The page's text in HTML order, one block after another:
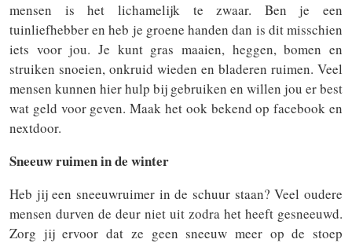
mensen is het lichamelijk te zwaar. Ben je een
tuinliefhebber en heb je groene handen dan is dit misschien
iets voor jou. Je kunt gras maaien, heggen, bomen en
struiken snoeien, onkruid wieden en bladeren ruimen. Veel
mensen kunnen hier hulp bij gebruiken en willen jou er best
wat geld voor geven. Maak het ook bekend op facebook en
nextdoor.
Sneeuw ruimen in de winter
Heb jij een sneeuwruimer in de schuur staan? Veel oudere
mensen durven de deur niet uit zodra het heeft gesneeuwd.
Zorg jij ervoor dat ze geen sneeuw meer op de stoep